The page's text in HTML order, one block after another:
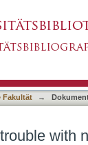
Fakultät →
with